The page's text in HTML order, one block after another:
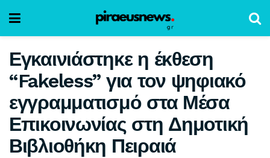
Εγκαινιάστηκε η έκθεση
“Fakeless” για τον ψηφιακό
εγγραμματισμό στα Μέσα
Επικοινωνίας στη Δημοτική
Βιβλιοθήκη Πειραιά